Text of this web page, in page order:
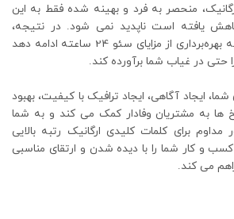
منحصر به فرد و بهینه شده فقط به این
یافته است ناپدید نمی شود. در نتیجه،
کسب‌وکار شما می‌تواند به بهره‌برداری از مزایای سئو 24 ساعته ادامه دهد
حتی در غیاب شما برآورده کند.
ایجاد آگاهی، ایجاد ترافیک با کیفیت، بهبود
ها به مشتریان وفادار کمک می کند و به شما
برای کلمات کلیدی ارگانیک رتبه بالایی
و کار شما را با دیده شدن و ارتقای مناسبی
می کند.